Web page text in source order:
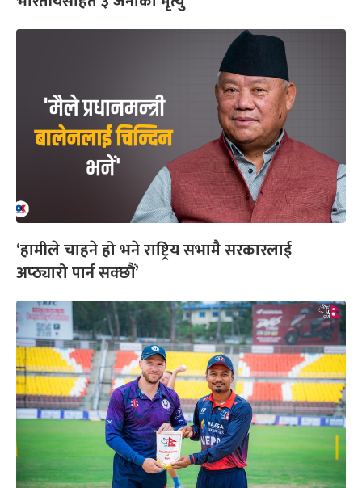
‘हामीले चाहने हो भने राष्ट्रिय सभामै सरकारलाई
अप्ठ्यारो पार्न सक्छौं’